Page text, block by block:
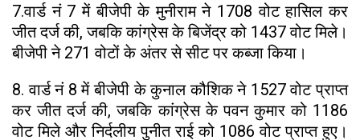
7.वार्ड नं 7 में बीजेपी के मुनीराम ने 1708 वोट हासिल कर
जीत दर्ज की, जबकि कांग्रेस के बिजेंद्र को 1437 वोट मिले।
बीजेपी ने 271 वोटों के अंतर से सीट पर कब्जा किया।
8. वार्ड नं 8 में बीजेपी के कुनाल कौशिक ने 1527 वोट प्राप्त
कर जीत दर्ज की, जबकि कांग्रेस के पवन कुमार को 1186
वोट मिले और निर्दलीय पुनीत राई को 1086 वोट प्राप्त हुए।